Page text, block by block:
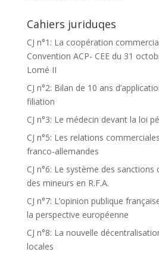
Cahiers juriduqes
CJ n°1: La coopération
Convention ACP- CEE du 31
Lomé II
CJ n°2: Bilan de 10 ans
filiation
CJ n°3: Le médecin devant la loi
CJ n°5: Les relations
franco-allemandes
CJ n°6: Le système des
des mineurs en R.F.A.
CJ n°7: L’opinion publique
la perspective européenne
CJ n°8: La nouvelle
locales